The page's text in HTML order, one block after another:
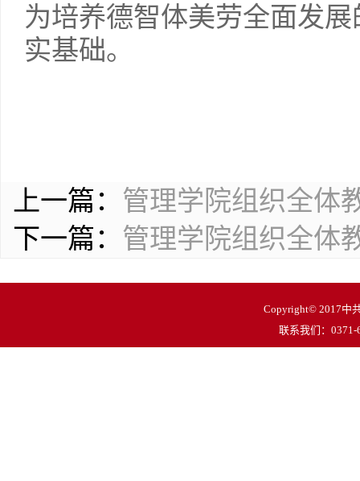
为培养德智体美劳全面发
实基础。
上一篇： 管理学院组织全体
下一篇： 管理学院组织全体
Copyright© 2017中
联系我们：